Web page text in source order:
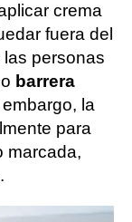
crema
fuera del
personas
barrera
la
para
marcada,